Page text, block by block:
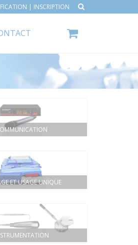
| INSCRIPTION
ET USAGE UNIQUE